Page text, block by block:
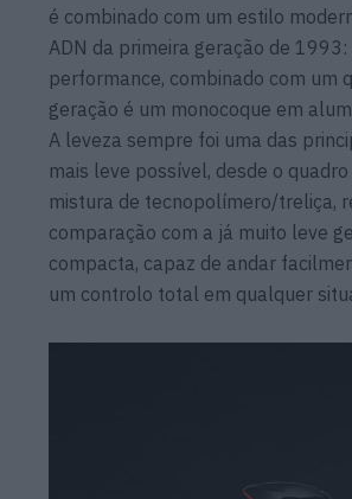
é combinado com um estilo
ADN da primeira geração de
performance, combinado com um
geração é um monocoque em
A leveza sempre foi uma das
mais leve possível, desde o
mistura de tecnopolímero/treliça,
comparação com a já muito leve
compacta, capaz de andar
um controlo total em qualquer